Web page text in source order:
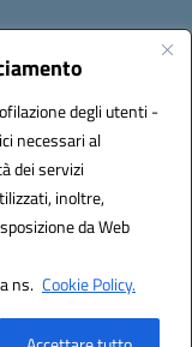
degli utenti -
necessari al
dei servizi
inoltre,
da Web
ns. Cookie Policy.
icmvce
S.r.l.
Italia